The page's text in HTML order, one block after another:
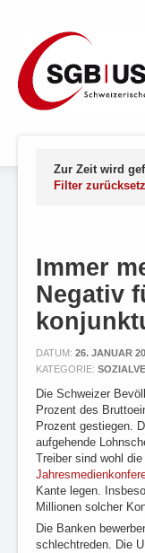
Zur Zeit wird
Filter
Immer
Negativ
DATUM: 26. JANUAR
KATEGORIE:
Die Schweizer
Prozent des
Prozent gestiegen.
aufgehende
Treiber sind wohl
Kante legen.
Millionen solcher
Die Banken
schlechtreden. Die